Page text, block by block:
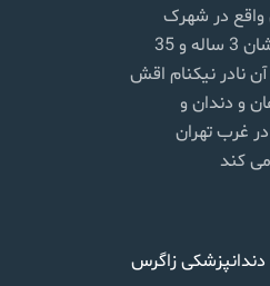
واقع در شهرک
اکباتان با سابقه درخشان 3 ساله و 35
نیکنام اقش
و دندان و
غرب تهران
کند
زاگرس